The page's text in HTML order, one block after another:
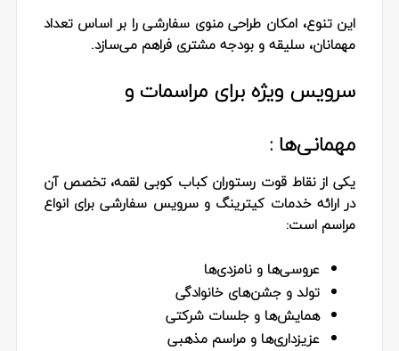
این تنوع، امکان طراحی منوی سفارشی را بر اساس تعداد
مهمانان، سلیقه و بودجه مشتری فراهم می‌سازد.
سرویس ویژه برای مراسمات و
مهمانی‌ها :
یکی از نقاط قوت رستوران کباب کوبی لقمه، تخصص آن
در ارائه خدمات کیترینگ و سرویس سفارشی برای انواع
مراسم است:
عروسی‌ها و نامزدی‌ها
تولد و جشن‌های خانوادگی
همایش‌ها و جلسات شرکتی
عزیزداری‌ها و مراسم مذهبی